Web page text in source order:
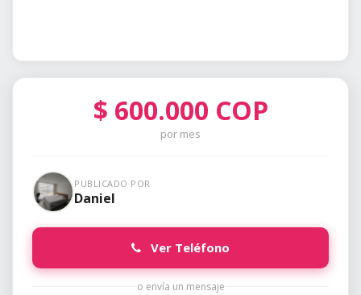
$ 600.000 COP
por mes
PUBLICADO POR
Daniel
Ver Teléfono
o envía un mensaje